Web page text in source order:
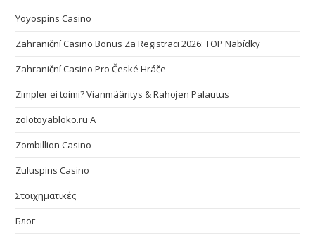
Yoyospins Casino
Zahraniční Casino Bonus Za Registraci 2026: TOP Nabídky
Zahraniční Casino Pro České Hráče
Zimpler ei toimi? Vianmääritys & Rahojen Palautus
zolotoyabloko.ru A
Zombillion Casino
Zuluspins Casino
Στοιχηματικές
Блог